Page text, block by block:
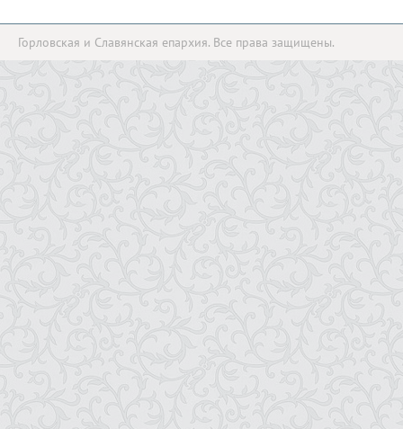
Горловская и Славянская епархия. Все права защищены.